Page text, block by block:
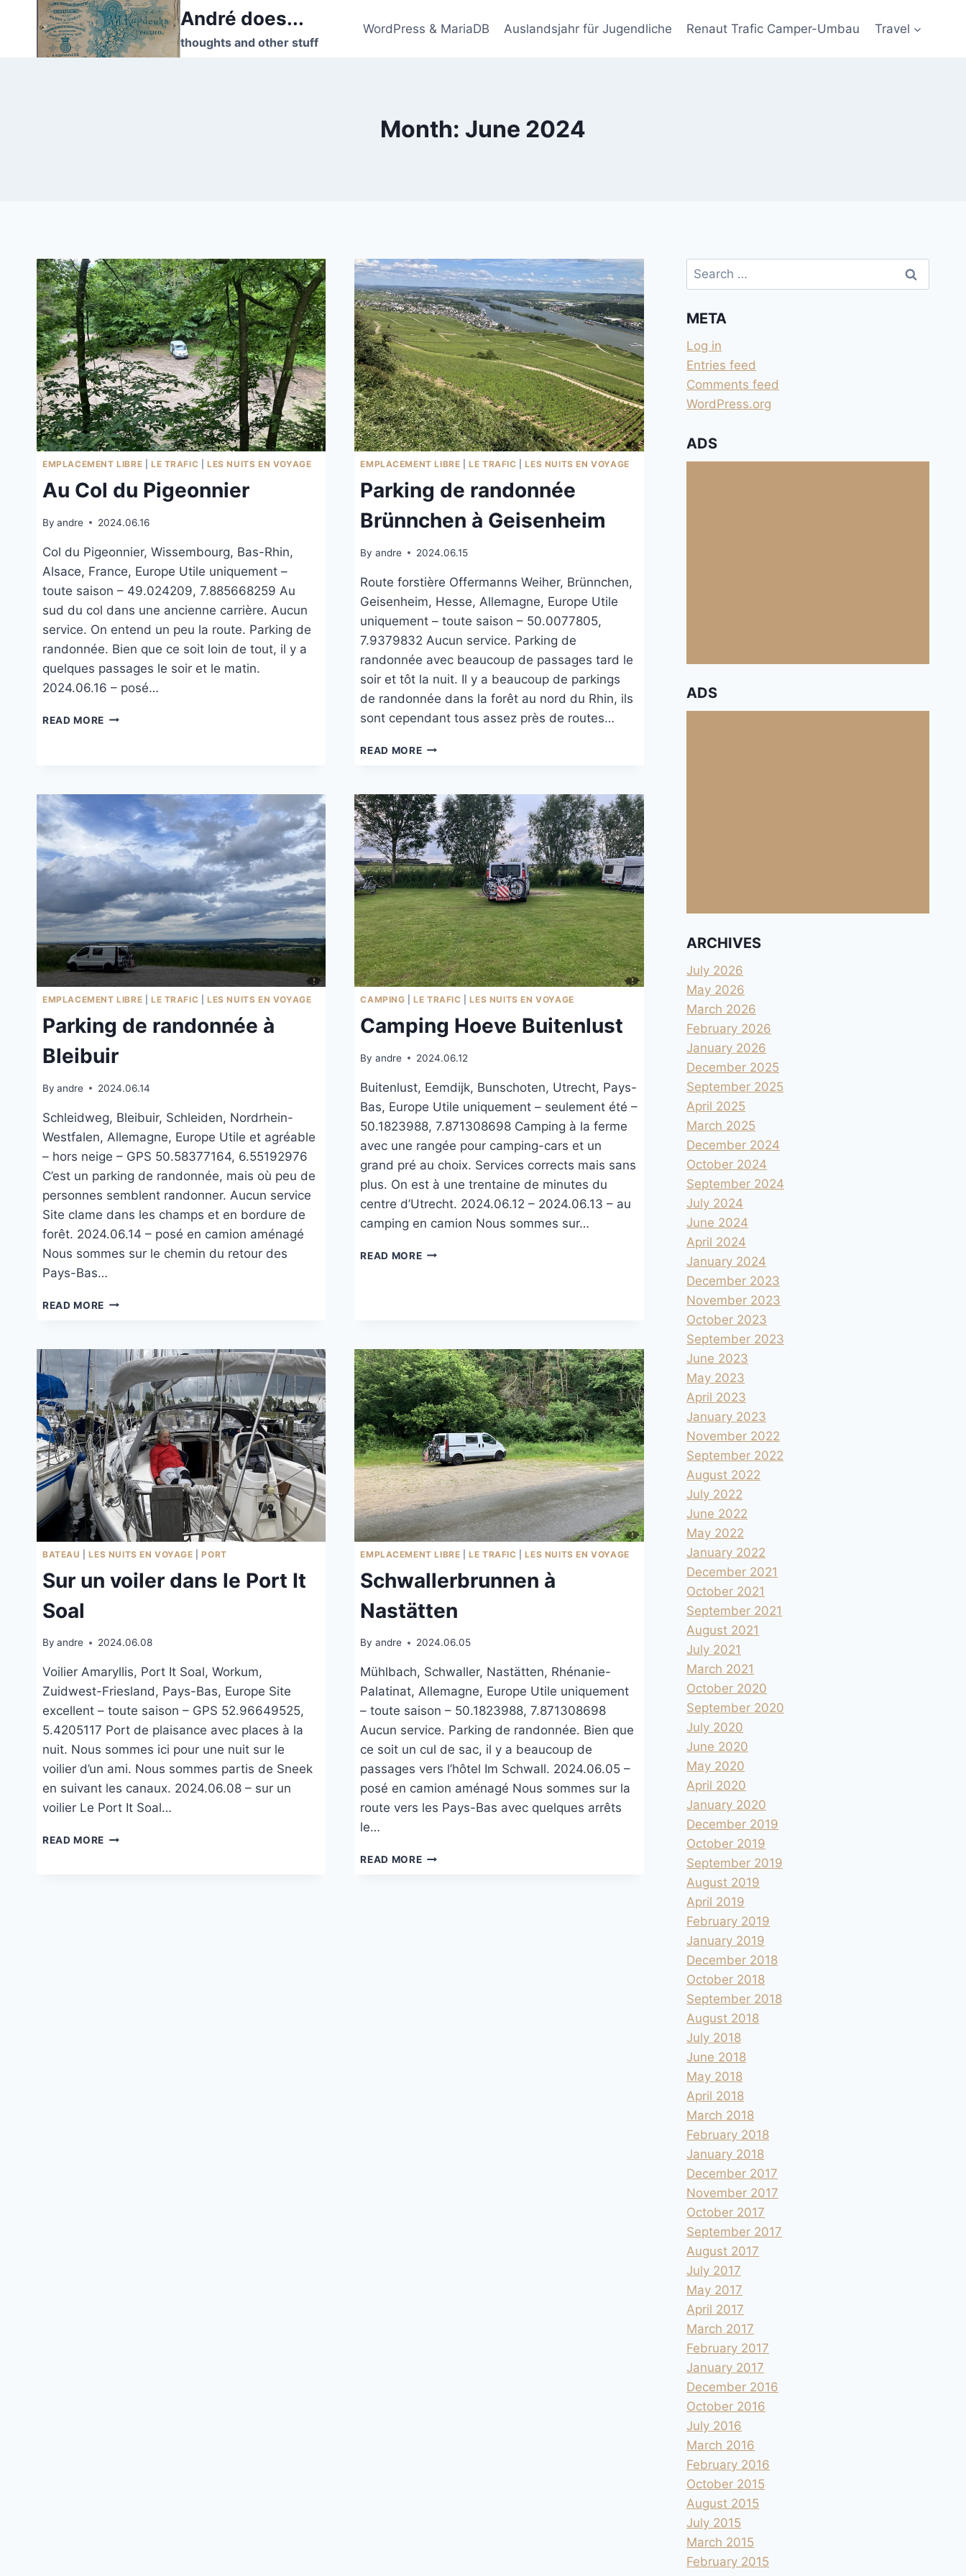
André does...
thoughts and other stuff
WordPress & MariaDB Auslandsjahr für Jugendliche Renaut Trafic Camper-Umbau Travel
Month: June 2024
EMPLACEMENT LIBRE LE TRAFIC |LES NUITS EN VOYAGE
Au Col du Pigeonnier
By andre 2024.06.16
Col du Pigeonnier, Wissembourg, Bas-Rhin,
Alsace, France, Europe Utile uniquement –
toute saison – 49.024209, 7.885668259 Au
sud du col dans une ancienne carrière. Aucun
service. On entend un peu la route. Parking de
randonnée. Bien que ce soit loin de tout, il y a
quelques passages le soir et le matin.
2024.06.16 – posé…
READ MORE AU
EMPLACEMENT LIBRE |LE TRAFIC |LES NUITS EN VOYAGE
Parking de randonnée
Brünnchen à Geisenheim
By andre 2024.06.15
Route forstière Offermanns Weiher, Brünnchen,
Geisenheim, Hesse, Allemagne, Europe Utile
uniquement – toute saison – 50.0077805,
7.9379832 Aucun service. Parking de
randonnée avec beaucoup de passages tard le
soir et tôt la nuit. Il y a beaucoup de parkings
de randonnée dans la forêt au nord du Rhin, ils
sont cependant tous assez près de routes…
READ MOREPARKING
BRÜNNCHEN
À
GEISENHEIM
EMPLACEMENT LIBRE LE TRAFIC |LES NUITS EN VOYAGE
Parking de randonnée à
Bleibuir
By andre 2024.06.14
Schleidweg, Bleibuir, Schleiden, Nordrhein-
Westfalen, Allemagne, Europe Utile et agréable
– hors neige – GPS 50.58377164, 6.55192976
C’est un parking de randonnée, mais où peu de
personnes semblent randonner. Aucun service
Site clame dans les champs et en bordure de
forêt. 2024.06.14 – posé en camion aménagé
Nous sommes sur le chemin du retour des
Pays-Bas…
READ MORE PARKING
À
BLEIBUIR
CAMPING |LE TRAFIC |LES NUITS EN VOYAGE
Camping Hoeve Buitenlust
By andre 2024.06.12
Buitenlust, Eemdijk, Bunschoten, Utrecht, Pays-
Bas, Europe Utile uniquement – seulement été –
50.1823988, 7.871308698 Camping à la ferme
avec une rangée pour camping-cars et un
grand pré au choix. Services corrects mais sans
plus. On est à une trentaine de minutes du
centre d’Utrecht. 2024.06.12 – 2024.06.13 – au
camping en camion Nous sommes sur…
READ MORECAMPING
BATEAU |LES NUITS EN VOYAGE |PORT
Sur un voiler dans le Port It
Soal
By andre 2024.06.08
Voilier Amaryllis, Port It Soal, Workum,
Zuidwest-Friesland, Pays-Bas, Europe Site
excellent – toute saison – GPS 52.96649525,
5.4205117 Port de plaisance avec places à la
nuit. Nous sommes ici pour une nuit sur le
voilier d’un ami. Nous sommes partis de Sneek
en suivant les canaux. 2024.06.08 – sur un
voilier Le Port It Soal…
READ MORE SUR
EMPLACEMENT LIBRE |LE TRAFIC |LES NUITS EN VOYAGE
Schwallerbrunnen à
Nastätten
By andre 2024.06.05
Mühlbach, Schwaller, Nastätten, Rhénanie-
Palatinat, Allemagne, Europe Utile uniquement
– toute saison – 50.1823988, 7.871308698
Aucun service. Parking de randonnée. Bien que
ce soit un cul de sac, il y a beaucoup de
passages vers l’hôtel Im Schwall. 2024.06.05 –
posé en camion aménagé Nous sommes sur la
route vers les Pays-Bas avec quelques arrêts
le…
READ MORESCHWALLERBRUNNEN
Search
for:
META
Log in
Entries feed
Comments feed
WordPress.org
ADS
ADS
ARCHIVES
July 2026
May 2026
March 2026
February 2026
January 2026
December 2025
September 2025
April 2025
March 2025
December 2024
October 2024
September 2024
July 2024
June 2024
April 2024
January 2024
December 2023
November 2023
October 2023
September 2023
June 2023
May 2023
April 2023
January 2023
November 2022
September 2022
August 2022
July 2022
June 2022
May 2022
January 2022
December 2021
October 2021
September 2021
August 2021
July 2021
March 2021
October 2020
September 2020
July 2020
June 2020
May 2020
April 2020
January 2020
December 2019
October 2019
September 2019
August 2019
April 2019
February 2019
January 2019
December 2018
October 2018
September 2018
August 2018
July 2018
June 2018
May 2018
April 2018
March 2018
February 2018
January 2018
December 2017
November 2017
October 2017
September 2017
August 2017
July 2017
May 2017
April 2017
March 2017
February 2017
January 2017
December 2016
October 2016
July 2016
March 2016
February 2016
October 2015
August 2015
July 2015
March 2015
February 2015